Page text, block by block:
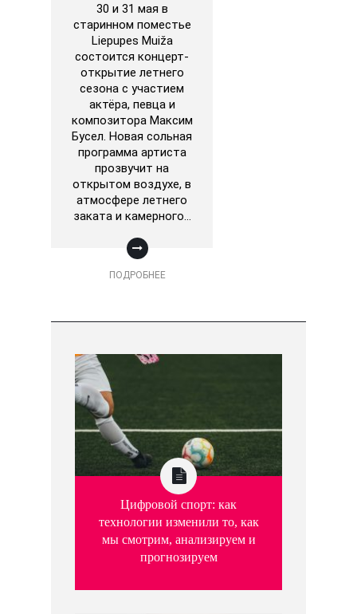
30 и 31 мая в
старинном поместье
Liepupes Muiža
состоится концерт-
открытие летнего
сезона с участием
актёра, певца и
композитора Максим
Бусел. Новая сольная
программа артиста
прозвучит на
открытом воздухе, в
атмосфере летнего
заката и камерного…
ПОДРОБНЕЕ
Цифровой спорт: как
технологии изменили то, как
мы смотрим, анализируем и
прогнозируем